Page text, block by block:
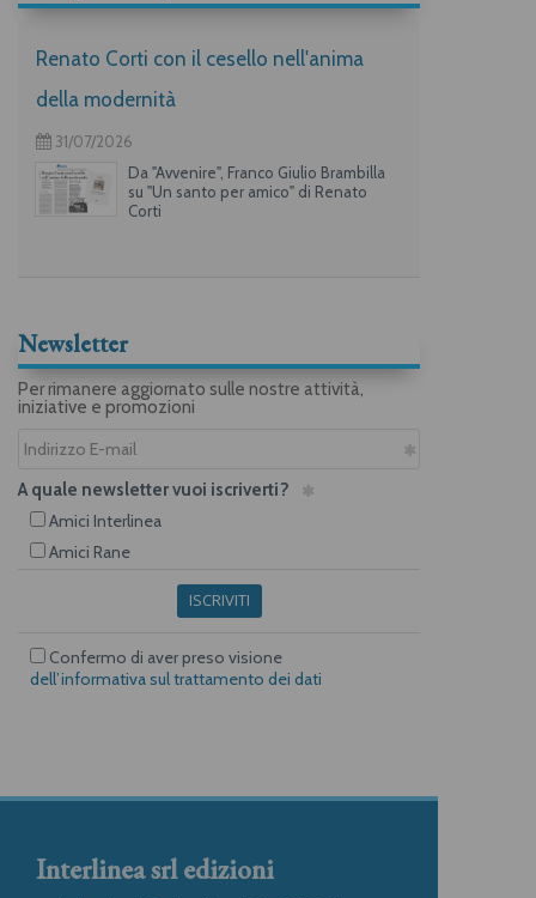
Renato Corti con il cesello nell'anima
della modernità
31/07/2026
Da "Avvenire", Franco Giulio Brambilla
su "Un santo per amico" di Renato
Corti
Newsletter
Per rimanere aggiornato sulle nostre attività,
iniziative e promozioni
A quale newsletter vuoi iscriverti?
Amici Interlinea
Amici Rane
ISCRIVITI
Confermo di aver preso visione
dell’informativa sul trattamento dei dati
Interlinea srl edizioni